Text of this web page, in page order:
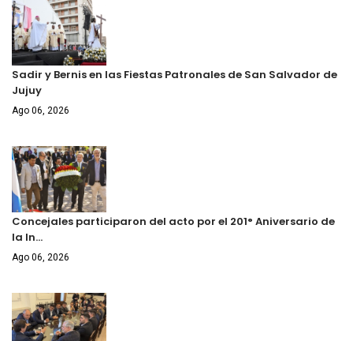
Sadir y Bernis en las Fiestas Patronales de San Salvador de
Jujuy
Ago 06, 2026
Concejales participaron del acto por el 201° Aniversario de
la In…
Ago 06, 2026